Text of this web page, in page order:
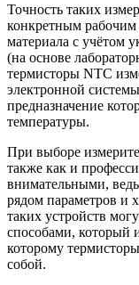
Точность таких
конкретным рабочим
материала с учётом
(на основе
термисторы NTC
электронной
предназначение
температуры.
При выборе
также как и
внимательными,
рядом параметров и
таких устройств
способами, который
которому
собой.